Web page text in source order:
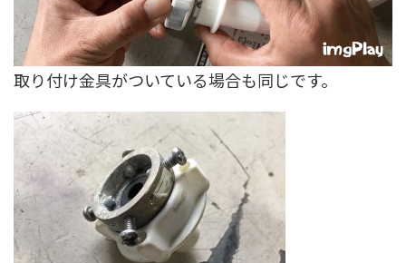
取り付け金具がついている場合も同じです。